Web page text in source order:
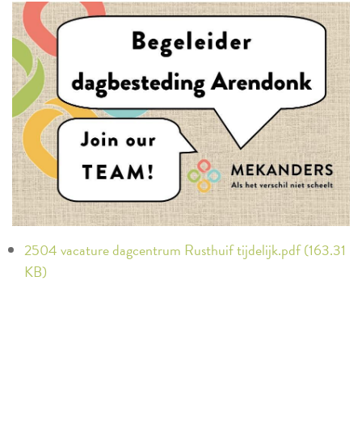
2504 vacature dagcentrum Rusthuif tijdelijk.pdf (163.31
KB)